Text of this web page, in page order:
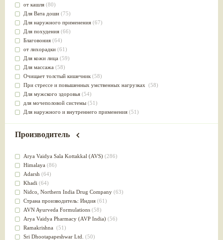
от кашля (80)
Для Вата доши (75)
Для наружного применения (67)
Для похудения (66)
Благовония (64)
от лихорадки (61)
Для кожи лица (59)
Для массажа (58)
Очищает толстый кишечник (58)
При стрессе и повышенных умственных нагрузках (58)
Для мужского здоровья (54)
для мочеполовой системы (51)
Для наружного и внутреннего применения (51)
Для стабилизации деятельности ЦНС
Лечит опухоли и отеки(46)
Для медитации
выводит токсины
Для здоровья печени
Для тела(39)
для очищения крови(38)
При диабете(38)
Антиоксидант(37)
Для Капха(Кафа) доши
От паразитов(37)
Производитель
Arya Vaidya Sala Kottakkal (AVS) (286)
Himalaya (86)
Adarsh (64)
Khadi (64)
Nidсo, Northern India Drug Company (63)
Страна производитель: Индия (61)
AVN Ayurveda Formulations (58)
Arya Vaidya Pharmacy (AVP India) (56)
Ramakrishna (51)
Sri Dhootapapeshwar Ltd.
(50)